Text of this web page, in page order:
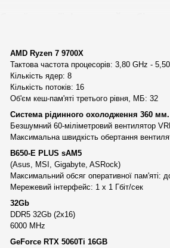
Ця станція є надійним партнером
та Full HD):
Pro: Швидкий рендеринг та
: Ефективна робота з великими об’ємами
набір інструментів для
робота з 3D-анімацією та
: Професійне створення 3D-анімацій для
Ефективне створення графіки та анімацій
: Глибока інтеграція з іншими продуктами
AMD Ryzen 7 9700X
Тактова частота процесорів: 3,80 GHz -
Кількість ядер: 8
Кількість потоків: 16
Об'єм кеш-пам'яті третього рівня, МБ: 32
Система рідинного охолодження 360 мм.
Безшумний 60-міліметровий вентилятор
Максимальна швидкість обертання
B650-E PLUS sAM5
(Asus, MSI, Gigabyte, ASRock)
Максимальний обсяг оперативної пам'яті:
Мережевий інтерфейс: 1 х 1 Гбіт/сек
32Gb
DDR5 32Gb (2x16)
6000 MHz
GeForce RTX 5060Ti 16GB